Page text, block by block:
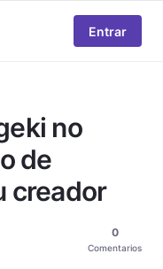
Entrar
no
de
creador
0
Comentarios